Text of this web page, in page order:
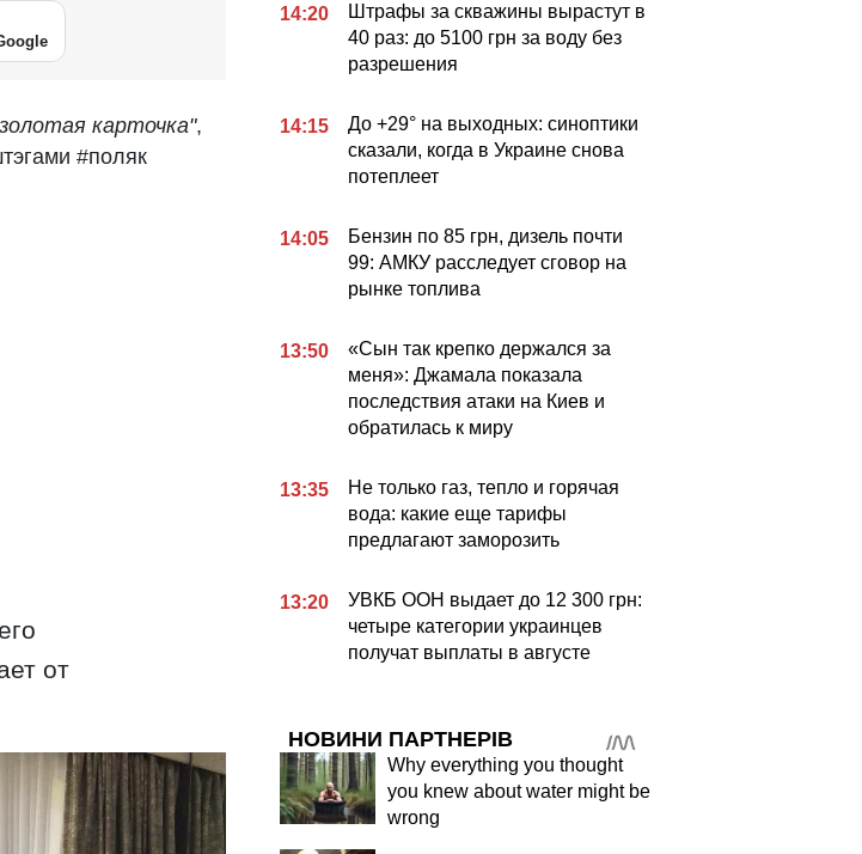
карточка",
#поляк
от
14:20
Штрафы за скважины вырастут в
40 раз: до 5100 грн за воду без
разрешения
14:15
До +29° на выходных: синоптики
сказали, когда в Украине снова
потеплеет
14:05
Бензин по 85 грн, дизель почти
99: АМКУ расследует сговор на
рынке топлива
13:50
«Сын так крепко держался за
меня»: Джамала показала
последствия атаки на Киев и
обратилась к миру
13:35
Не только газ, тепло и горячая
вода: какие еще тарифы
предлагают заморозить
13:20
УВКБ ООН выдает до 12 300 грн:
четыре категории украинцев
получат выплаты в августе
НОВИНИ ПАРТНЕРІВ
Why everything you thought
you knew about water might be
wrong